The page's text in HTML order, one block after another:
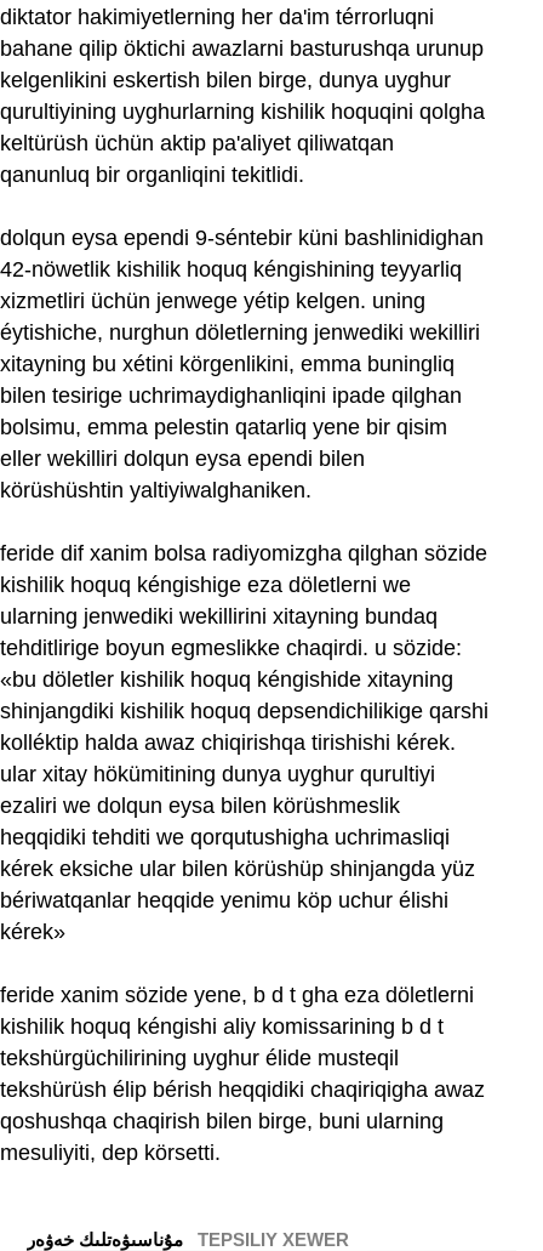
diktator hakimiyetlerning her da'im térrorluqni
bahane qilip öktichi awazlarni basturushqa urunup
kelgenlikini eskertish bilen birge, dunya uyghur
qurultiyining uyghurlarning kishilik hoquqini qolgha
keltürüsh üchün aktip pa'aliyet qiliwatqan
qanunluq bir organliqini tekitlidi.
dolqun eysa ependi 9-séntebir küni bashlinidighan
42-nöwetlik kishilik hoquq kéngishining teyyarliq
xizmetliri üchün jenwege yétip kelgen. uning
éytishiche, nurghun döletlerning jenwediki wekilliri
xitayning bu xétini körgenlikini, emma buningliq
bilen tesirige uchrimaydighanliqini ipade qilghan
bolsimu, emma pelestin qatarliq yene bir qisim
eller wekilliri dolqun eysa ependi bilen
körüshüshtin yaltiyiwalghaniken.
feride dif xanim bolsa radiyomizgha qilghan sözide
kishilik hoquq kéngishige eza döletlerni we
ularning jenwediki wekillirini xitayning bundaq
tehditlirige boyun egmeslikke chaqirdi. u sözide:
«bu döletler kishilik hoquq kéngishide xitayning
shinjangdiki kishilik hoquq depsendichilikige qarshi
kolléktip halda awaz chiqirishqa tirishishi kérek.
ular xitay hökümitining dunya uyghur qurultiyi
ezaliri we dolqun eysa bilen körüshmeslik
heqqidiki tehditi we qorqutushigha uchrimasliqi
kérek eksiche ular bilen körüshüp shinjangda yüz
bériwatqanlar heqqide yenimu köp uchur élishi
kérek»
feride xanim sözide yene, b d t gha eza döletlerni
kishilik hoquq kéngishi aliy komissarining b d t
tekshürgüchilirining uyghur élide musteqil
tekshürüsh élip bérish heqqidiki chaqiriqigha awaz
qoshushqa chaqirish bilen birge, buni ularning
mesuliyiti, dep körsetti.
TEPSILIY XEWER